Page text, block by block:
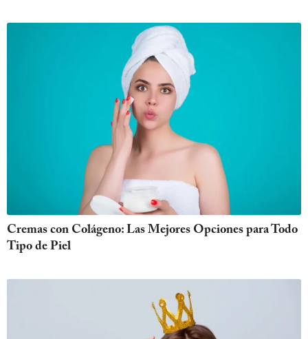
Cremas con Colágeno: Las Mejores Opciones para Todo
Tipo de Piel